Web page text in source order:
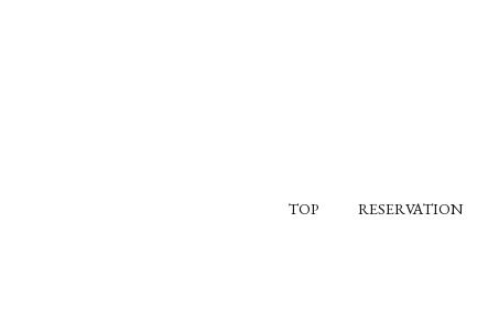
TOP RESERVATION